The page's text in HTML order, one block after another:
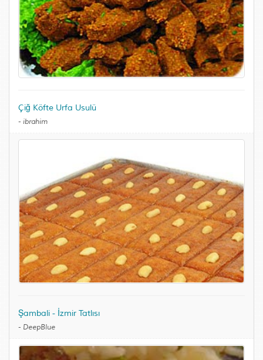
Çiğ Köfte Urfa Usulü
- ibrahim
Şambali - İzmir Tatlısı
- DeepBlue